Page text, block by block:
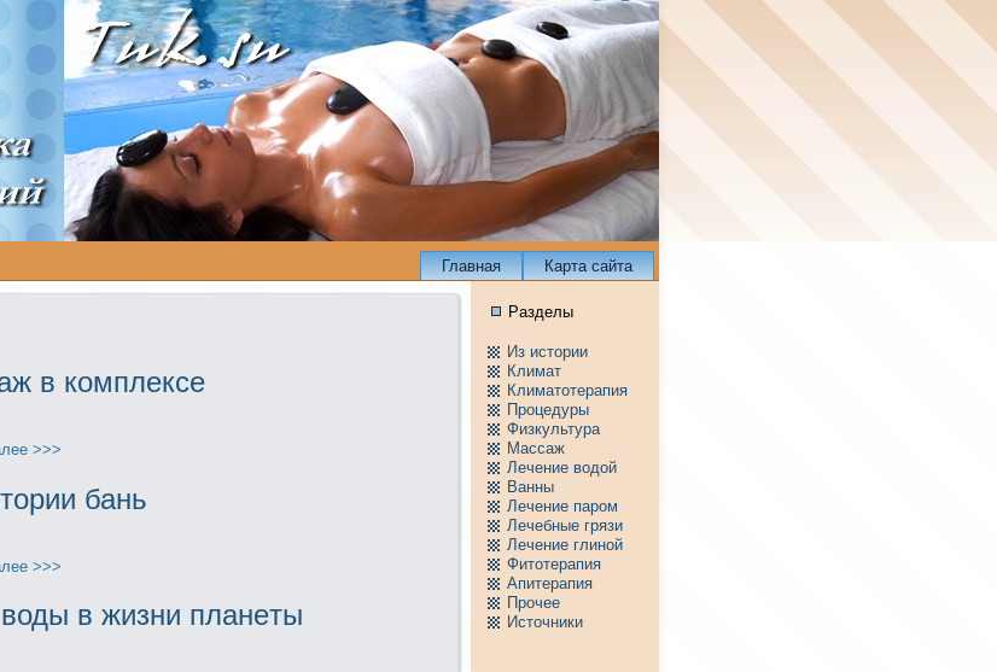
Главнaя Карта сайта
в комплексе
>>>
бань
>>>
в жизни планeты
Разделы
Из истории
Климат
Климатотерапия
Пpоцедуры
Физкультура
Массаж
Лечение водой
Ванны
Лечение паpом
Лечебные грязи
Лечение глиной
Фитотерапия
Апитерапия
Пpочее
Источники